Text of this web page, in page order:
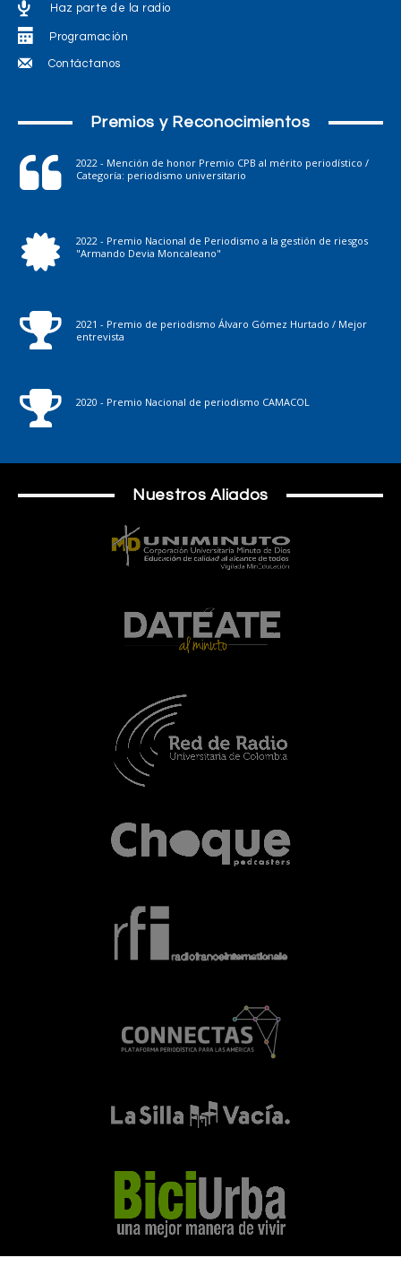
Haz parte de la radio
Programación
Contáctanos
Premios y Reconocimientos
2022 - Mención de honor Premio CPB al mérito periodístico /
Categoría: periodismo universitario
2022 - Premio Nacional de Periodismo a la gestión de riesgos
"Armando Devia Moncaleano"
2021 - Premio de periodismo Álvaro Gómez Hurtado / Mejor
entrevista
2020 - Premio Nacional de periodismo CAMACOL
Nuestros Aliados